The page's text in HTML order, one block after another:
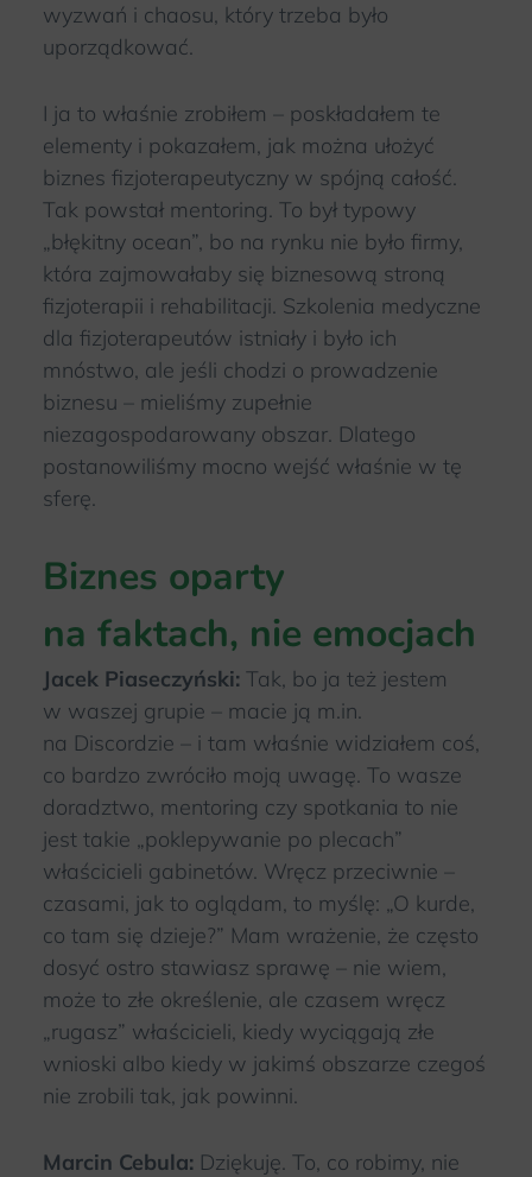
wyzwań i chaosu, który trzeba było
uporządkować.
I ja to właśnie zrobiłem – poskładałem te
elementy i pokazałem, jak można ułożyć
biznes fizjoterapeutyczny w spójną całość.
Tak powstał mentoring. To był typowy
„błękitny ocean”, bo na rynku nie było firmy,
która zajmowałaby się biznesową stroną
fizjoterapii i rehabilitacji. Szkolenia medyczne
dla fizjoterapeutów istniały i było ich
mnóstwo, ale jeśli chodzi o prowadzenie
biznesu – mieliśmy zupełnie
niezagospodarowany obszar. Dlatego
postanowiliśmy mocno wejść właśnie w tę
sferę.
Biznes oparty
na faktach, nie emocjach
Jacek Piaseczyński: Tak, bo ja też jestem
w waszej grupie – macie ją m.in.
na Discordzie – i tam właśnie widziałem coś,
co bardzo zwróciło moją uwagę. To wasze
doradztwo, mentoring czy spotkania to nie
jest takie „poklepywanie po plecach”
właścicieli gabinetów. Wręcz przeciwnie –
czasami, jak to oglądam, to myślę: „O kurde,
co tam się dzieje?” Mam wrażenie, że często
dosyć ostro stawiasz sprawę – nie wiem,
może to złe określenie, ale czasem wręcz
„rugasz” właścicieli, kiedy wyciągają złe
wnioski albo kiedy w jakimś obszarze czegoś
nie zrobili tak, jak powinni.
Marcin Cebula: Dziękuję. To, co robimy, nie